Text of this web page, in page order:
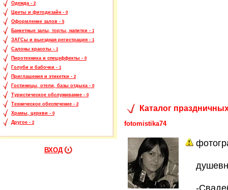
Одежда - 2
Цветы и фитодизайн - 0
Оформление залов - 5
Банкетные залы, торты, напитки - 1
ЗАГСы и выездная регистрация - 1
Салоны красоты - 1
Пиротехника и спецэффекты - 0
Голуби и бабочки - 1
Приглашения и этикетки - 2
Гостиницы, отели, базы отдыха - 0
Туристическое обслуживание - 0
Техническое обеспечение - 2
Храмы, церкви - 0
Другое - 2
ВХОД
Каталог
fotomistika74